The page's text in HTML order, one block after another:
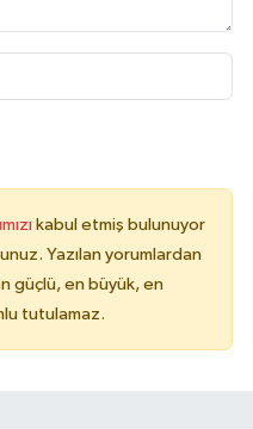
kabul etmiş bulunuyor
Yazılan yorumlardan
güçlü, en büyük, en
tutulamaz.